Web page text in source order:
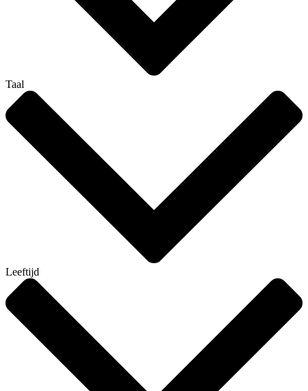
Taal
Leeftijd